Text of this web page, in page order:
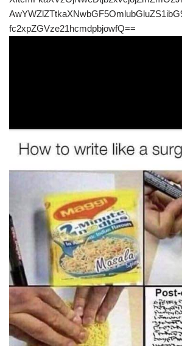
fc2xpZGVze21hcmdpbjowfQ==